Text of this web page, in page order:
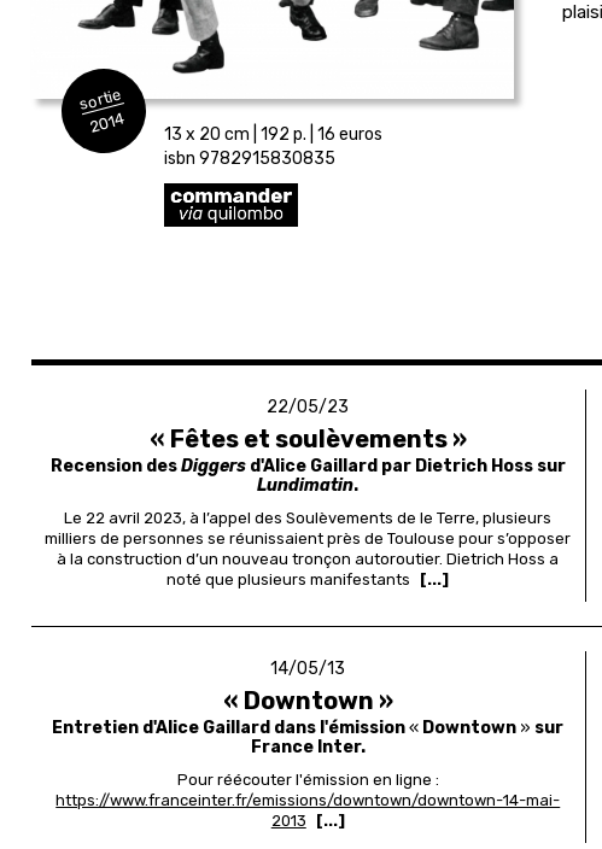
sortie
2014
13 x 20 cm | 192 p. | 16 euros
isbn 9782915830835
22/05/23
« Fêtes et soulèvements »
Recension desDiggers d'Alice Gaillard par Dietrich Hoss sur
Lundimatin.
Le 22 avril 2023, à l’appel des Soulèvements de le Terre, plusieurs
milliers de personnes se réunissaient près de Toulouse pour s’opposer
à la construction d’un nouveau tronçon autoroutier. Dietrich Hoss a
noté que plusieurs manifestants
[...]
14/05/13
« Downtown »
Entretien d'Alice Gaillard dans l'émission« Downtown » sur
France Inter.
Pour réécouter l'émission en ligne :
https://www.franceinter.fr/emissions/downtown/downtown-14-mai-
2013
[...]